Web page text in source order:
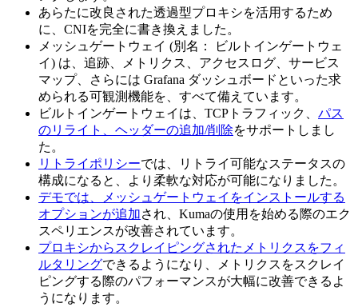
あらたに改良された透過型プロキシを活用するため
に、CNIを完全に書き換えました。
メッシュゲートウェイ (別名： ビルトインゲートウェ
イ) は、追跡、メトリクス、アクセスログ、サービス
マップ、さらには Grafana ダッシュボードといった求
められる可観測機能を、すべて備えています。
ビルトインゲートウェイは、TCPトラフィック、 パス
のリライト、ヘッダーの追加/削除をサポートしまし
た。
リトライポリシーでは、リトライ可能なステータスの
構成になると、より柔軟な対応が可能になりました。
デモでは、メッシュゲートウェイをインストールする
オプションが追加され、Kumaの使用を始める際のエク
スペリエンスが改善されています。
プロキシからスクレイピングされたメトリクスをフィ
ルタリングできるようになり、メトリクスをスクレイ
ピングする際のパフォーマンスが大幅に改善できるよ
うになります。